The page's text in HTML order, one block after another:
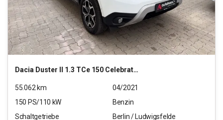
Dacia Duster II 1.3 TCe 150 Celebration 2WD GPF (EU 6d)
55.062km
04/2021
150 PS/110 kW
Benzin
Schaltgetriebe
Berlin / Ludwigsfelde